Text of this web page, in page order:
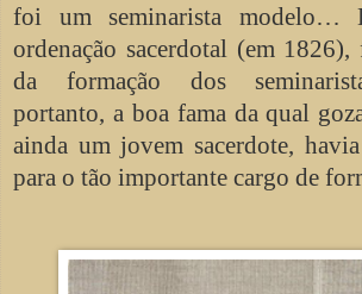
foi um seminarista modelo…
ordenação sacerdotal (em 1826),
da formação dos
portanto, a boa fama da qual
ainda um jovem sacerdote,
para o tão importante cargo de